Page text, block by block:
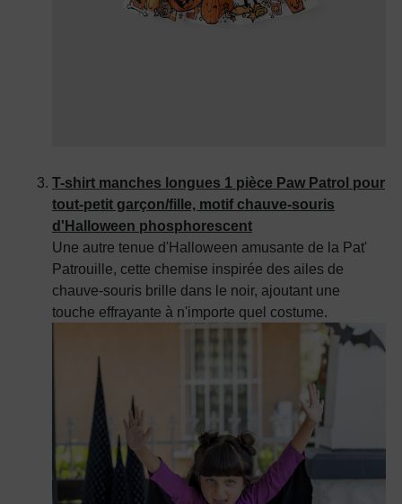
T-shirt manches longues 1 pièce Paw Patrol pour
tout-petit garçon/fille, motif chauve-souris
d'Halloween phosphorescent
Une autre tenue d'Halloween amusante de la Pat'
Patrouille, cette chemise inspirée des ailes de
chauve-souris brille dans le noir, ajoutant une
touche effrayante à n'importe quel costume.